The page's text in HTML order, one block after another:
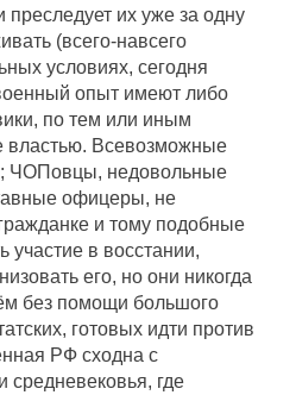
преследует их уже за одну
(всего-навсего
условиях, сегодня
опыт имеют либо
по тем или иным
властью. Всевозможные
ЧОПовцы, недовольные
офицеры, не
и тому подобные
участие в восстании,
его, но они никогда
без помощи большого
готовых идти против
РФ сходна с
где